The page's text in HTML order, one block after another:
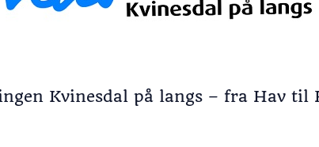
Kvinesdal på langs – fra Hav til